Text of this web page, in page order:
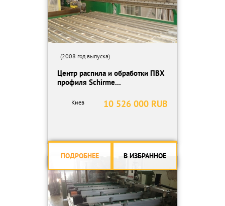
(2008 год выпуска)
Центр распила и обработки ПВХ
профиля Schirme...
10 526 000 RUB
Киев
ПОДРОБНЕЕ В ИЗБРАННОЕ